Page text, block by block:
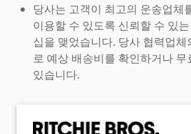
당사는 고객이 최고의 운송업체
이용할 수 있도록 신뢰할 수 있
십을 맺었습니다. 당사 협력업
로 예상 배송비를 확인하거나
있습니다.